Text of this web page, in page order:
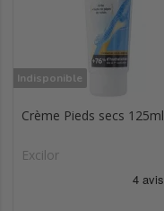
Indisponible
Crème Pieds secs 125ml
Excilor